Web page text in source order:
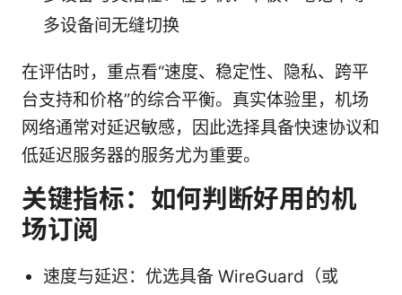
多设备间无缝切换
在评估时，重点看“速度、稳定性、隐私、跨平
台支持和价格”的综合平衡。真实体验里，机场
网络通常对延迟敏感，因此选择具备快速协议和
低延迟服务器的服务尤为重要。
关键指标：如何判断好用的机
场订阅
速度与延迟：优选具备 WireGuard（或